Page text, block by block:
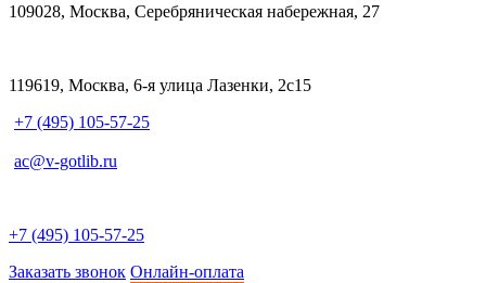
109028, Москва, Серебряническая набережная, 27
119619, Москва, 6-я улица Лазенки, 2с15
+7 (495) 105-57-25
ac@v-gotlib.ru
+7 (495) 105-57-25
Заказать звонок Онлайн-оплата